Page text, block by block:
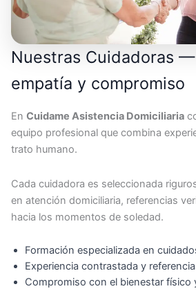
Nuestras Cuidadoras
empatía y compromiso
En Cuidame Asistencia Domiciliaria
equipo profesional que combina
trato humano.
Cada cuidadora es seleccionada
en atención domiciliaria, referencias
hacia los momentos de soledad.
Formación especializada en
Experiencia contrastada y
Compromiso con el bienestar físico